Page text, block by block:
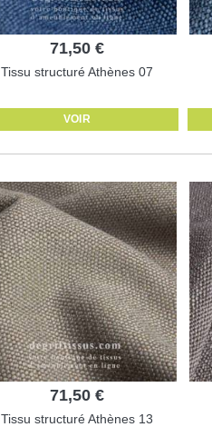
71,50 €
Tissu structuré Athènes 07
VOIR
71,50 €
Tissu structuré Athènes 13